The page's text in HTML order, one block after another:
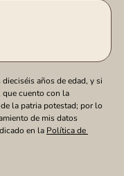
años de edad, y si
que cuento con la
la patria potestad; por lo
de mis datos
en la Política de